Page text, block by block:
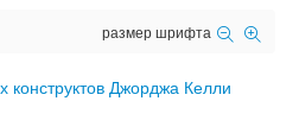
размер шрифта